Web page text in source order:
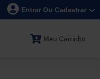
Entrar Ou Cadastrar
Meu Carrinho